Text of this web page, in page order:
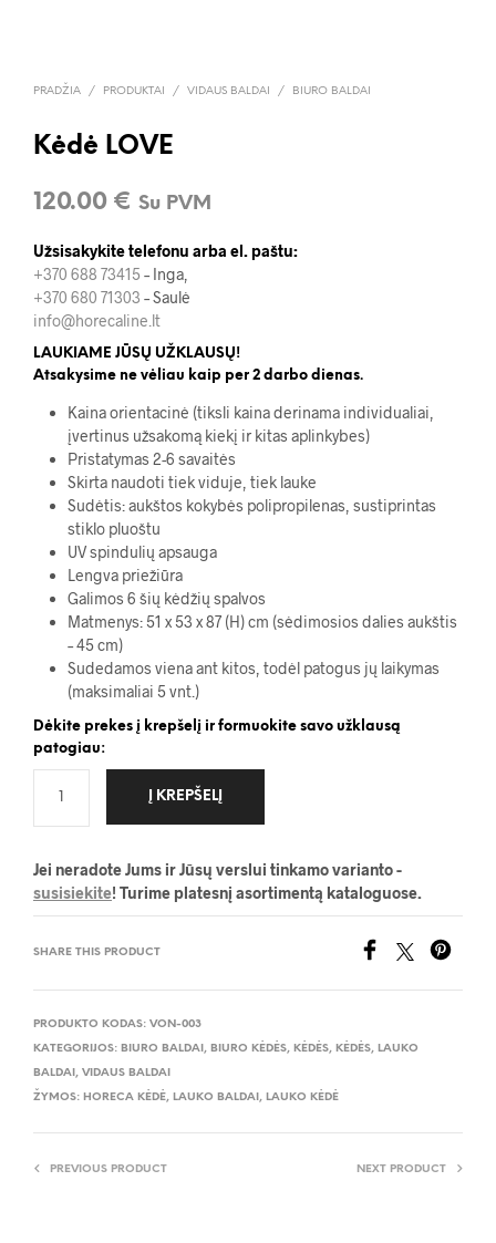
PRADŽIA / PRODUKTAI / VIDAUS BALDAI / BIURO BALDAI
Kėdė LOVE
120.00 € Su PVM
Užsisakykite telefonu arba el. paštu:
+370 688 73415 – Inga,
+370 680 71303 – Saulė
info@horecaline.lt
LAUKIAME JŪSŲ UŽKLAUSŲ!
Atsakysime ne vėliau kaip per 2 darbo dienas.
Kaina orientacinė (tiksli kaina derinama individualiai,
įvertinus užsakomą kiekį ir kitas aplinkybes)
Pristatymas 2-6 savaitės
Skirta naudoti tiek viduje, tiek lauke
Sudėtis: aukštos kokybės polipropilenas, sustiprintas
stiklo pluoštu
UV spindulių apsauga
Lengva priežiūra
Galimos 6 šių kėdžių spalvos
Matmenys: 51 x 53 x 87 (H) cm (sėdimosios dalies aukštis
– 45 cm)
Sudedamos viena ant kitos, todėl patogus jų laikymas
(maksimaliai 5 vnt.)
Dėkite prekes į krepšelį ir formuokite savo užklausą
patogiau:
Į KREPŠELĮ
Jei neradote Jums ir Jūsų verslui tinkamo varianto -
susisiekite! Turime platesnį asortimentą kataloguose.
SHARE THIS PRODUCT
PRODUKTO KODAS: VON-003
KATEGORIJOS: BIURO BALDAI , BIURO KĖDĖS, KĖDĖS, KĖDĖS, LAUKO
BALDAI , VIDAUS BALDAI
ŽYMOS: HORECA KĖDĖ, LAUKO BALDAI , LAUKO KĖDĖ
PREVIOUS PRODUCT NEXT PRODUCT